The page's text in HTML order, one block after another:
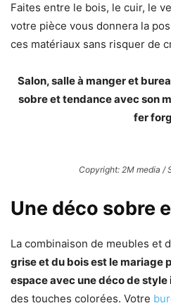
Faites entre le bois, le cuir, le
votre pièce vous donnera la
ces matériaux sans risquer de
Salon, salle à manger et
sobre et tendance avec son
fer
Copyright: 2M media /
Une déco sobre
La combinaison de meubles et
grise et du bois est le mariage
espace avec une déco de
des touches colorées. Votre